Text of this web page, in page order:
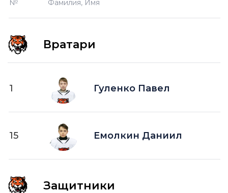
игрока на площадке
-2 —
игроков на площад
шайба забитая в большинстве на одного
игрока на площадке
+2 — шайба забитая в большинстве на двух
шайба забитая в пустые ворота
№ Фамилия, Имя
Вратари
1 Гуленко Павел
15 Емолкин Даниил
Защитники